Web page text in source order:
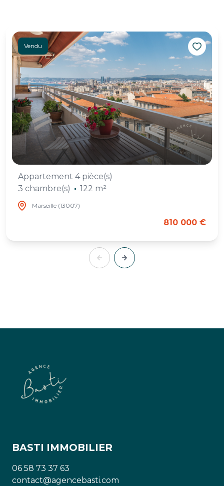
Vendu
Appartement 4 pièce(s)
3 chambre(s)
122 m²
Marseille (13007)
810 000 €
BASTI IMMOBILIER
06 58 73 37 63
contact@agencebasti.com